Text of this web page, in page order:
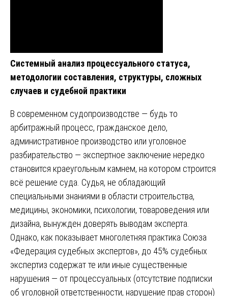
Системный анализ процессуального статуса,
методологии составления, структуры, сложных
случаев и судебной практики
В современном судопроизводстве — будь то
арбитражный процесс, гражданское дело,
административное производство или уголовное
разбирательство — экспертное заключение нередко
становится краеугольным камнем, на котором строится
всё решение суда. Судья, не обладающий
специальными знаниями в области строительства,
медицины, экономики, психологии, товароведения или
дизайна, вынужден доверять выводам эксперта.
Однако, как показывает многолетняя практика Союза
«Федерация судебных экспертов», до 45% судебных
экспертиз содержат те или иные существенные
нарушения — от процессуальных (отсутствие подписки
об уголовной ответственности, нарушение прав сторон)